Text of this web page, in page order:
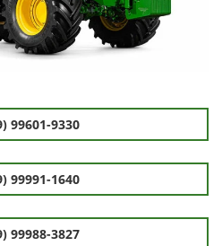
99601-9330
99991-1640
99988-3827